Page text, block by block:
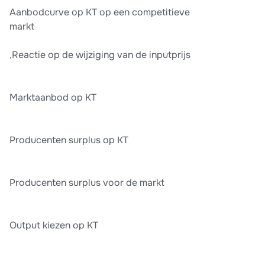
Aanbodcurve op KT op een competitieve
markt
,Reactie op de wijziging van de inputprijs
Marktaanbod op KT
Producenten surplus op KT
Producenten surplus voor de markt
Output kiezen op KT